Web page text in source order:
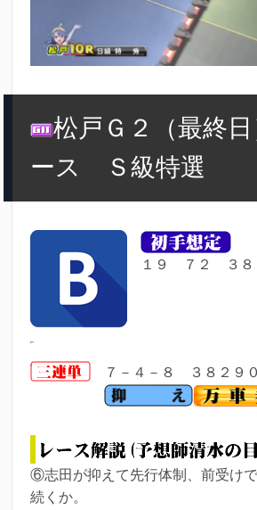
松戸Ｇ２（最終
ース Ｓ級特選
１９ ７２ ３８
７－４－８ ３８２９
⑥志田が抑えて先行体制、前受け
続くか。